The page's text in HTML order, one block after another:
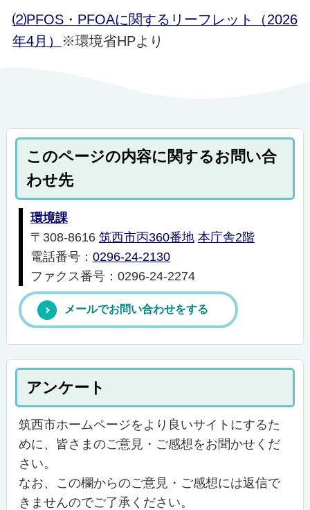
⑵PFOS・PFOAに関するリーフレット（2026
年4月）
※環境省HPより
このページの内容に関するお問い合
わせ先
環境課
〒308-8616 筑西市丙360番地 本庁舎2階
電話番号： 0296-24-2130
ファクス番号：0296-24-2274
メールでお問い合わせをする
アンケート
筑西市ホームページをより良いサイトにするた
めに、皆さまのご意見・ご感想をお聞かせくだ
さい。
なお、この欄からのご意見・ご感想には返信で
きませんのでご了承ください。